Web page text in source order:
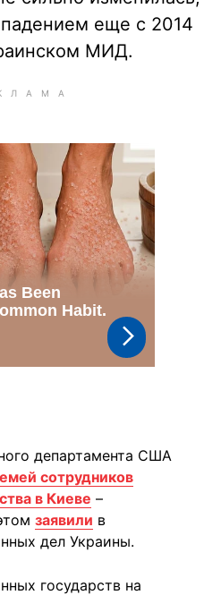
еще с 2014
МИД.
департамента США
сотрудников
в Киеве –
заявили в
дел Украины.
государств на